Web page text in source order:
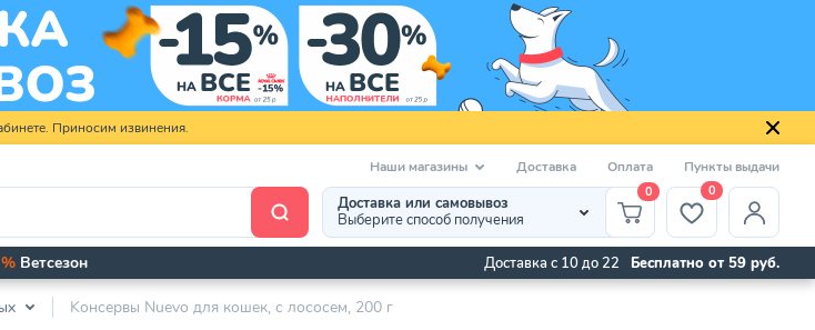
Приносим извинения.
Наши магазины Доставка Оплата Пункты выдачи
Доставка или самовывоз
Выберите способ получения
0 0
% Ветсезон Доставка с 10 до 22 Бесплатно от 59 руб.
Kонсервы Nuevo для кошек, с лососем, 200 г